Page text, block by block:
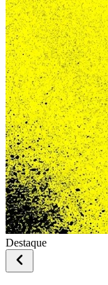
Destaque